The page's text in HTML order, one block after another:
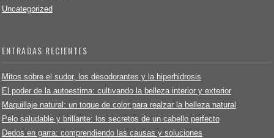
Uncategorized
ENTRADAS RECIENTES
Mitos sobre el sudor, los desodorantes y la hiperhidrosis
El poder de la autoestima: cultivando la belleza interior y exterior
Maquillaje natural: un toque de color para realzar la belleza natural
Pelo saludable y brillante: los secretos de un cabello perfecto
Dedos en garra: comprendiendo las causas y soluciones